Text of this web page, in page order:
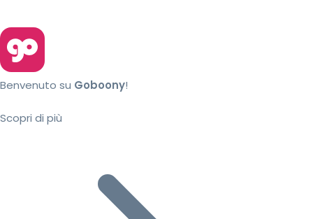
Benvenuto su Goboony!
Scopri di più